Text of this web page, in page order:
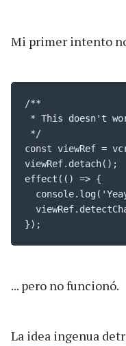
Mi primer intento
/**
* This doesn't
*/
const viewRef =
viewRef.detach();
effect(() => {
});
... pero no funcionó.
La idea ingenua